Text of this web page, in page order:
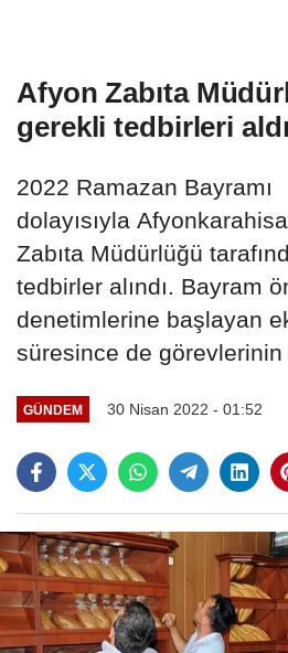
Afyon Zabıta
gerekli tedbirleri aldı
2022 Ramazan Bayramı
dolayısıyla
Zabıta Müdürlüğü
tedbirler alındı. Bayram
denetimlerine başlayan
süresince de görevlerinin
GÜNDEM 30 Nisan 2022 - 01:52